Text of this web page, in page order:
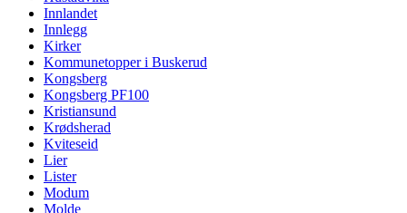
Innlandet
Innlegg
Kirker
Kommunetopper i Buskerud
Kongsberg
Kongsberg PF100
Kristiansund
Krødsherad
Kviteseid
Lier
Lister
Modum
Molde